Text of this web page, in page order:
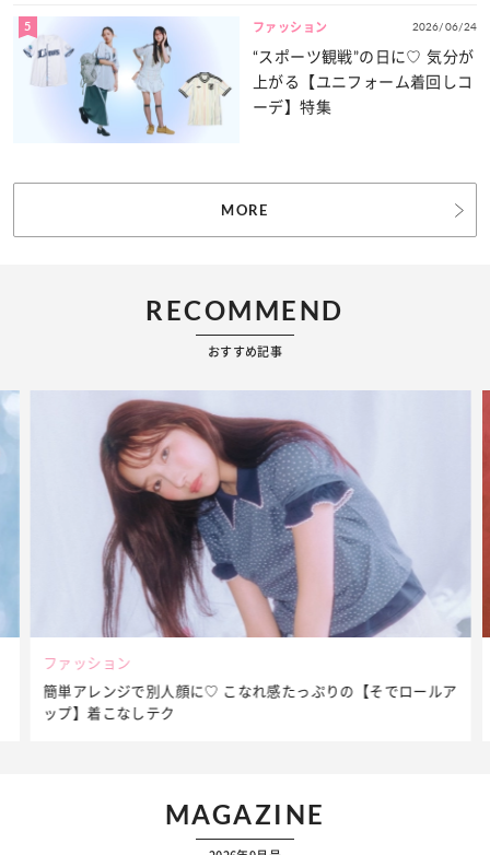
5 ファッション 2026/06/24
“スポーツ観戦”の日に♡ 気分が
上がる【ユニフォーム着回しコ
ーデ】特集
MORE
RECOMMEND
おすすめ記事
ファッション
簡単アレンジで別人顔に♡ こなれ感たっぷりの【そでロールア
ップ】着こなしテク
MAGAZINE